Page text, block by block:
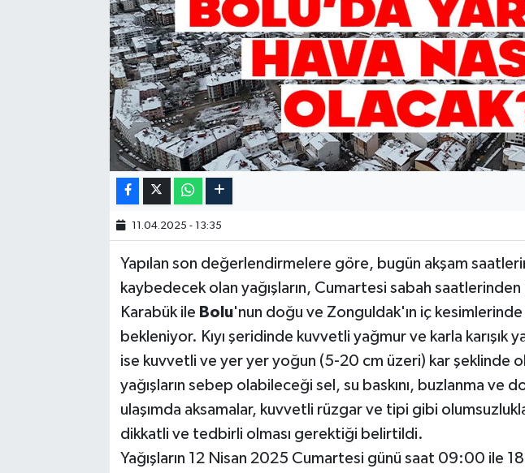
11.04.2025 - 13:35
Yapılan son değerlendirmelere göre, bugün akşam
kaybedecek olan yağışların, Cumartesi sabah
Karabük ile Bolu'nun doğu ve Zonguldak'ın iç
bekleniyor. Kıyı şeridinde kuvvetli yağmur ve karla karışık
ise kuvvetli ve yer yer yoğun (5-20 cm üzeri) kar şeklinde
yağışların sebep olabileceği sel, su baskını, buzlanma ve
ulaşımda aksamalar, kuvvetli rüzgar ve tipi gibi
dikkatli ve tedbirli olması gerektiği belirtildi.
Yağışların 12 Nisan 2025 Cumartesi günü saat 09:00 ile